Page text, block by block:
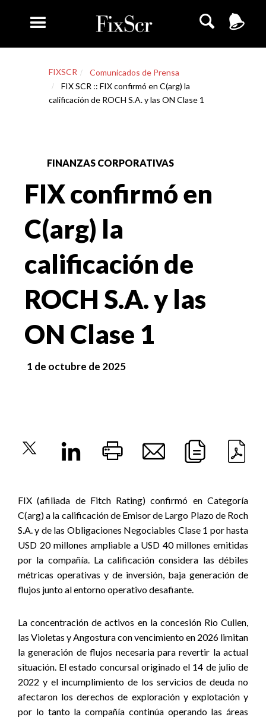
FIXSCR
Comunicados de Prensa
FIX SCR :: FIX confirmó en C(arg) la
calificación de ROCH S.A. y las ON Clase 1
FINANZAS CORPORATIVAS
FIX confirmó en
C(arg) la
calificación de
ROCH S.A. y las
ON Clase 1
1 de octubre de 2025
FIX (afiliada de Fitch Rating)confirmó en Categoría
C(arg) a la calificación de Emisor de Largo Plazo de Roch
S.A. y de las Obligaciones Negociables Clase 1 por hasta
USD 20 millones ampliable a USD 40 millones emitidas
por la compañía. La calificación considera las débiles
métricas operativas y de inversión, baja generación de
flujos junto al entorno operativo desafiante.
La concentración de activos en la concesión Rio Cullen,
las Violetas y Angostura con vencimiento en 2026 limitan
la generación de flujos necesaria para revertir la actual
situación. El estado concursal originado el 14 de julio de
2022 y el incumplimiento de los servicios de deuda no
afectaron los derechos de exploración y explotación y
por lo tanto la compañía continúa operando las áreas